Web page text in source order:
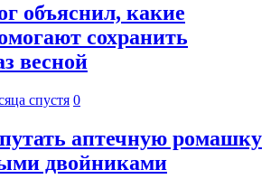
объяснил, какие
сохранить
весной
спустя 0
аптечную ромашку
двойниками